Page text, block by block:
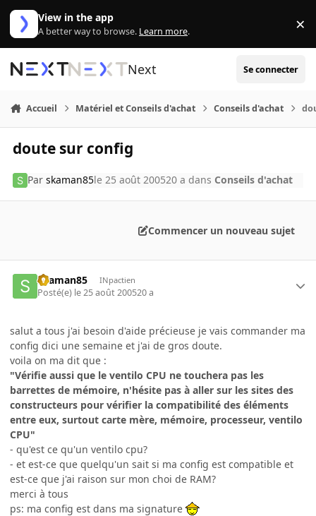
Aller au contenu
View in the app
A better way to browse. Learn more. ×
Next Se connecter
Accueil Matériel et Conseils d'achat Conseils d'achat
doute sur config
Parskaman85le 25 août 200520 a dans Conseils d'achat
Commencer un nouveau sujet
skaman85 INpactien
Posté(e) le 25 août 200520 a
salut a tous j'ai besoin d'aide précieuse je vais commander ma
config dici une semaine et j'ai de gros doute.
voila on ma dit que :
"Vérifie aussi que le ventilo CPU ne touchera pas les
barrettes de mémoire, n'hésite pas à aller sur les sites des
constructeurs pour vérifier la compatibilité des éléments
entre eux, surtout carte mère, mémoire, processeur, ventilo
CPU"
- qu'est ce qu'un ventilo cpu?
- et est-ce que quelqu'un sait si ma config est compatible et
est-ce que j'ai raison sur mon choi de RAM?
merci à tous
ps: ma config est dans ma signature